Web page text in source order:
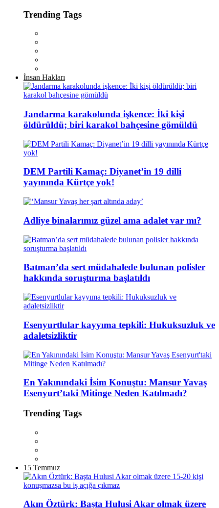
Trending Tags
İnsan Hakları
Jandarma karakolunda işkence: İki kişi
öldürüldü; biri karakol bahçesine gömüldü
DEM Partili Kamaç: Diyanet’in 19 dilli
yayınında Kürtçe yok!
Adliye binalarımız güzel ama adalet var mı?
Batman’da sert müdahalede bulunan polisler
hakkında soruşturma başlatıldı
Esenyurtlular kayyıma tepkili: Hukuksuzluk ve
adaletsizliktir
En Yakınındaki İsim Konuştu: Mansur Yavaş
Esenyurt’taki Mitinge Neden Katılmadı?
Trending Tags
15 Temmuz
Akın Öztürk: Başta Hulusi Akar olmak üzere